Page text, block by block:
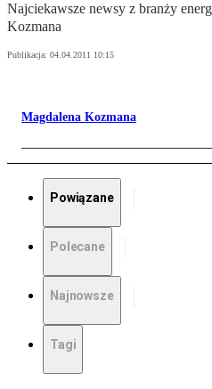
Najciekawsze newsy z branży
Kozmana
Publikacja: 04.04.2011 10:15
Magdalena Kozmana
Powiązane
Polecane
Najnowsze
Tagi